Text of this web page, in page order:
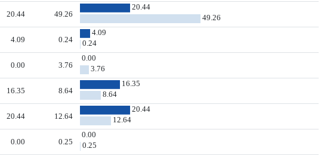
20.44 49.26
20.44
49.26
4.09 0.24
4.09
0.24
0.00 3.76
0.00
3.76
16.35 8.64
16.35
8.64
20.44 12.64
20.44
12.64
0.00 0.25
0.00
0.25